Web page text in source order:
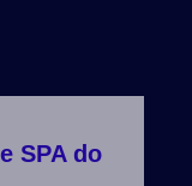
SPA do